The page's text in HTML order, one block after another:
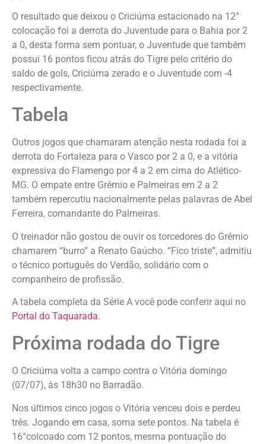
O resultado que deixou o Criciúma estacionado na 12°
colocação foi a derrota do Juventude para o Bahia por 2
a 0, desta forma sem pontuar, o Juventude que também
possui 16 pontos ficou atrás do Tigre pelo critério do
saldo de gols, Criciúma zerado e o Juventude com -4
respectivamente.
Tabela
Outros jogos que chamaram atenção nesta rodada foi a
derrota do Fortaleza para o Vasco por 2 a 0, e a vitória
expressiva do Flamengo por 4 a 2 em cima do Atlético-
MG. O empate entre Grêmio e Palmeiras em 2 a 2
também repercutiu nacionalmente pelas palavras de Abel
Ferreira, comandante do Palmeiras.
O treinador não gostou de ouvir os torcedores do Grêmio
chamarem “burro” a Renato Gaúcho. “Fico triste”, admitiu
o técnico português do Verdão, solidário com o
companheiro de profissão.
A tabela completa da Série A você pode conferir aqui no
Portal do Taquarada.
Próxima rodada do Tigre
O Criciúma volta a campo contra o Vitória domingo
(07/07), às 18h30 no Barradão.
Nos últimos cinco jogos o Vitória venceu dois e perdeu
três. Jogando em casa, soma sete pontos. Na tabela é
16°colcoado com 12 pontos, mesma pontuação do